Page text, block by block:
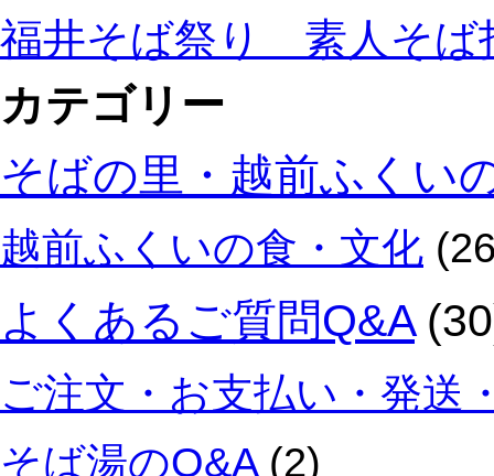
割
そ
べ
比
で
き
は
れ
る
屋
町
お
多
は、
元
に
福井そば祭り 素人そば
カテゴリー
そばの里・越前ふくい
越前ふくいの食・文化
よくあるご質問Q&A
ご注文・お支払い・発送
そば湯のQ&A(2)